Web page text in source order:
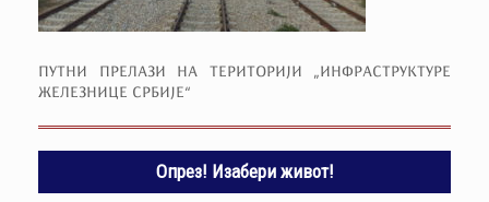
ПУТНИ ПРЕЛАЗИ НА ТЕРИТОРИЈИ „ИНФРАСТРУКТУРЕ
ЖЕЛЕЗНИЦЕ СРБИЈЕ“
Опрез! Изабери живот!